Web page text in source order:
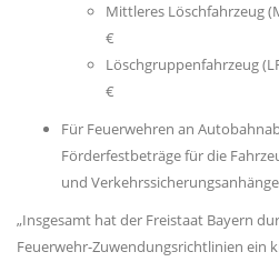
Mittleres Löschfahrzeug
Löschgruppenfahrzeug
Für Feuerwehren an
Förderfestbeträge für die
und
Insgesamt hat der Freistaat Bayern
Feuerwehr-Zuwendungsrichtlinien ein